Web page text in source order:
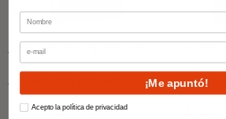
Acana Adult Large 11,4 kg
Available on backorder
10,00€- 25,00€
En
Nombre
Email
¡Me apuntó!
How would you like to hear from us?
Acepto la política de privacidad